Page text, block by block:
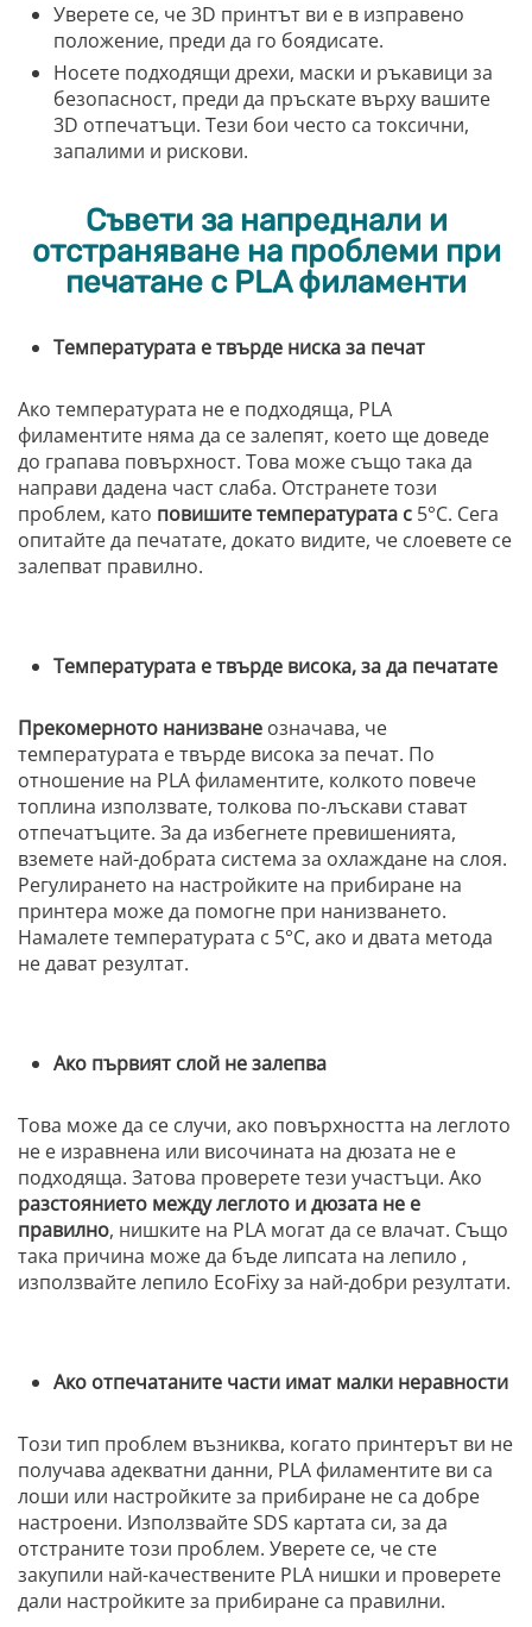
Уверете се, че 3D принтът ви е в изправено
положение, преди да го боядисате.
Носете подходящи дрехи, маски и ръкавици за
безопасност, преди да пръскате върху вашите
3D отпечатъци. Тези бои често са токсични,
запалими и рискови.
Съвети за напреднали и
отстраняване на проблеми при
печатане с PLA филаменти
Температурата е твърде ниска за печат
Ако температурата не е подходяща, PLA
филаментите няма да се залепят, което ще доведе
до грапава повърхност. Това може също така да
направи дадена част слаба. Отстранете този
проблем, като повишите температурата с 5°C. Сега
опитайте да печатате, докато видите, че слоевете се
залепват правилно.
Температурата е твърде висока, за да печатате
Прекомерното нанизване означава, че
температурата е твърде висока за печат. По
отношение на PLA филаментите, колкото повече
топлина използвате, толкова по-лъскави стават
отпечатъците. За да избегнете превишенията,
вземете най-добрата система за охлаждане на слоя.
Регулирането на настройките на прибиране на
принтера може да помогне при нанизването.
Намалете температурата с 5°C, ако и двата метода
не дават резултат.
Ако първият слой не залепва
Това може да се случи, ако повърхността на леглото
не е изравнена или височината на дюзата не е
подходяща. Затова проверете тези участъци. Ако
разстоянието между леглото и дюзата не е
правилно, нишките на PLA могат да се влачат. Също
така причина може да бъде липсата на лепило ,
използвайте лепило EcoFixy за най-добри резултати.
Ако отпечатаните части имат малки неравности
Този тип проблем възниква, когато принтерът ви не
получава адекватни данни, PLA филаментите ви са
лоши или настройките за прибиране не са добре
настроени. Използвайте SDS картата си, за да
отстраните този проблем. Уверете се, че сте
закупили най-качествените PLA нишки и проверете
дали настройките за прибиране са правилни.